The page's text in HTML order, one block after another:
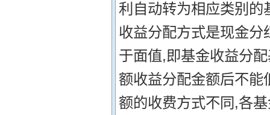
利自动转为相应类别
收益分配方式是现金
于面值,即基金收益分
额收益分配金额后不
额的收费方式不同,各